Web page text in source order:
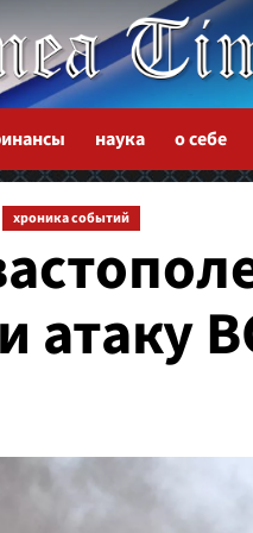
наука о себе
хроника событий
атаку